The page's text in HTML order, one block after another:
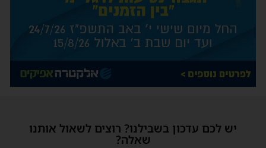
יש לכם עדכון בשבילנו? רוצים לשאול אותנו
שאלה?